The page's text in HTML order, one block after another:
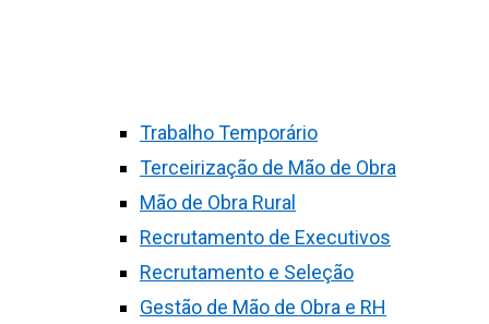
Trabalho Temporário
Terceirização de Mão de Obra
Mão de Obra Rural
Recrutamento de Executivos
Recrutamento e Seleção
Gestão de Mão de Obra e RH